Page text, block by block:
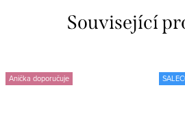
Související
Anička doporučuje